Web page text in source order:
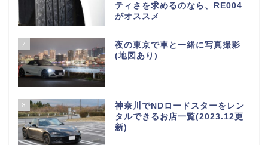
ティさを求めるのなら、RE004
がオススメ
7
夜の東京で車と一緒に写真撮影
(地図あり)
8
神奈川でNDロードスターをレン
タルできるお店一覧(2023.12更
新)
S660について